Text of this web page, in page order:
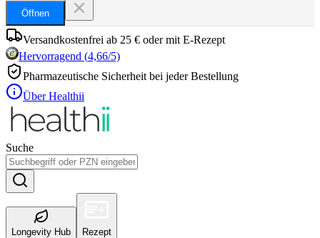
Öffnen
Versandkostenfrei ab 25 € oder mit E-Rezept
Hervorragend (4,66/5)
Pharmazeutische Sicherheit bei jeder Bestellung
Über Healthii
Suche
Longevity Hub Rezept